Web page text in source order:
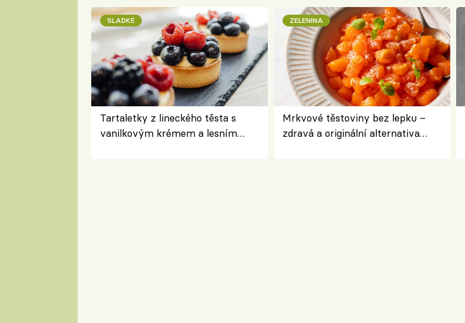
SLADKÉ
Tartaletky z lineckého těsta s
vanilkovým krémem a lesním
ZELENINA
Mrkvové těstoviny bez lepku –
zdravá a originální alternativa